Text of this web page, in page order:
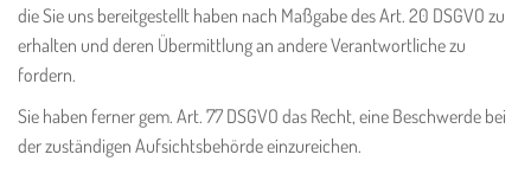
die Sie uns bereitgestellt haben nach Maßgabe des Art. 20 DSGVO zu
erhalten und deren Übermittlung an andere Verantwortliche zu
fordern.
Sie haben ferner gem. Art. 77 DSGVO das Recht, eine Beschwerde bei
der zuständigen Aufsichtsbehörde einzureichen.